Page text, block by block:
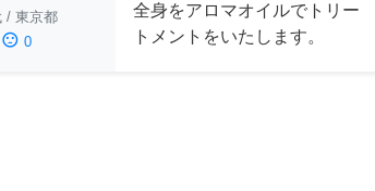
/ 東京都
sentiment_dissatisfied 0
全身をアロマオイルでトリー
トメントをいたします。